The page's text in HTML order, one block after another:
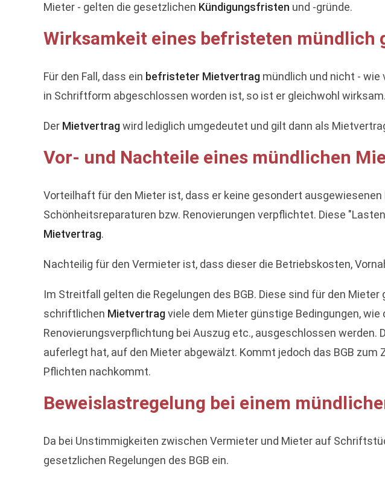
Mieter - gelten die gesetzlichen Kündigungsfristen und -gründe.
Wirksamkeit eines befristeten mündlich
Für den Fall, dass ein befristeter Mietvertrag mündlich und nicht - wie
in Schriftform abgeschlossen worden ist, so ist er gleichwohl wirksam.
Der Mietvertragwird lediglich umgedeutet und gilt dann als
Vor- und Nachteile eines mündlichen
Vorteilhaft für den Mieter ist, dass er keine gesondert
Schönheitsreparaturen bzw. Renovierungen verpflichtet. Diese
Mietvertrag.
Nachteilig für den Vermieter ist, dass dieser die Betriebskosten,
Im Streitfall gelten die Regelungen des BGB. Diese sind für den
schriftlichen Mietvertragviele dem Mieter günstige Bedingungen,
Renovierungsverpflichtung bei Auszug etc., ausgeschlossen
auferlegt hat, auf den Mieter abgewälzt. Kommt jedoch das BGB
Pflichten nachkommt.
Beweislastregelung bei einem
Da bei Unstimmigkeiten zwischen Vermieter und Mieter auf
gesetzlichen Regelungen des BGB ein.